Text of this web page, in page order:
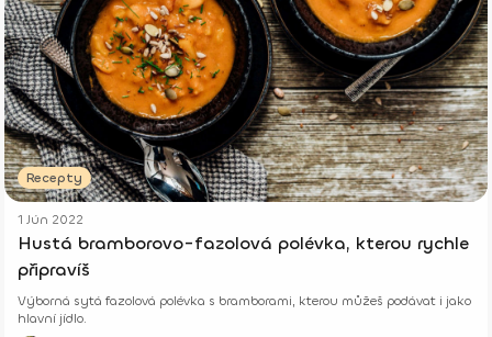
Recepty
1 Jún 2022
Hustá bramborovo-fazolová polévka, kterou rychle
připravíš
Výborná sytá fazolová polévka s bramborami, kterou můžeš podávat i jako
hlavní jídlo.